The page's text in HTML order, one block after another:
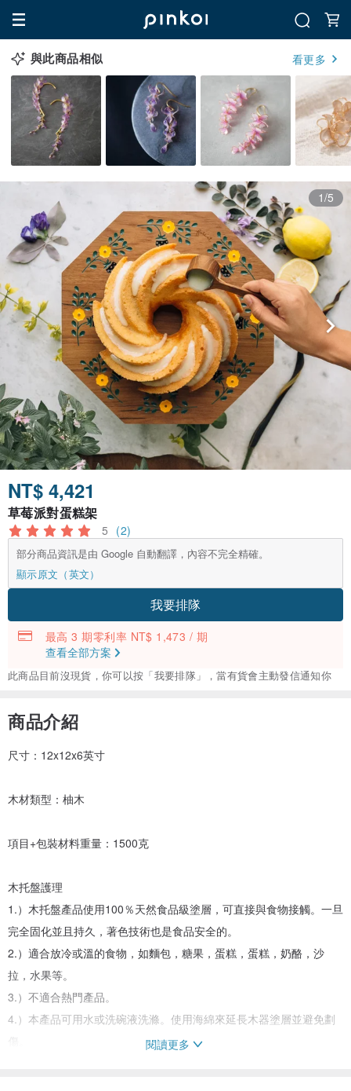
與此商品相似 看更多
1/5
NT$ 4,421
草莓派對蛋糕架
5 (2)
部分商品資訊是由 Google 自動翻譯，內容不完全精確。
顯示原文（英文）
我要排隊
最高 3 期零利率 NT$ 1,473 / 期
查看全部方案
此商品目前沒現貨，你可以按「我要排隊」，當有貨會主動發信通知你
商品介紹
尺寸：12x12x6英寸
木材類型：柚木
項目+包裝材料重量：1500克
木托盤護理
1.）木托盤產品使用100％天然食品級塗層，可直接與食物接觸。一旦
完全固化並且持久，著色技術也是食品安全的。
2.）適合放冷或溫的食物，如麵包，糖果，蛋糕，蛋糕，奶酪，沙
拉，水果等。
3.）不適合熱門產品。
4.）本產品可用水或洗碗液洗滌。使用海綿來延長木器塗層並避免劃
傷。
閱讀更多